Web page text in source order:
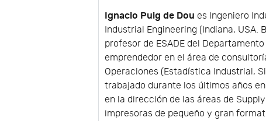
Ignacio Puig de Dou es Ingeniero
Industrial Engineering (Indiana, USA.
profesor de ESADE del
emprendedor en el área de
Operaciones (Estadística Industrial,
trabajado durante los últimos años
en la dirección de las áreas de
impresoras de pequeño y gran